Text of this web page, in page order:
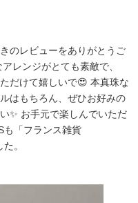
のレビューをありがとうご
レンジがとても素敵で、
だけて嬉しいで😍 本真珠な
はもちろん、ぜひお好みの
✨ お手元で楽しんでいただ
も「フランス雑貨
。